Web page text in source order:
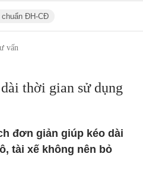
ĐH-CĐ
vấn
thời gian sử dụng
đơn giản giúp kéo dài
tài xế không nên bỏ